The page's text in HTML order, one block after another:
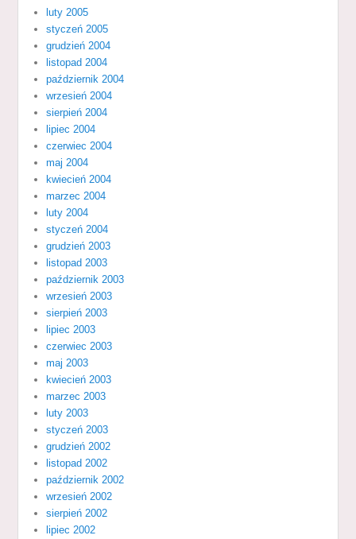
luty 2005
styczeń 2005
grudzień 2004
listopad 2004
październik 2004
wrzesień 2004
sierpień 2004
lipiec 2004
czerwiec 2004
maj 2004
kwiecień 2004
marzec 2004
luty 2004
styczeń 2004
grudzień 2003
listopad 2003
październik 2003
wrzesień 2003
sierpień 2003
lipiec 2003
czerwiec 2003
maj 2003
kwiecień 2003
marzec 2003
luty 2003
styczeń 2003
grudzień 2002
listopad 2002
październik 2002
wrzesień 2002
sierpień 2002
lipiec 2002